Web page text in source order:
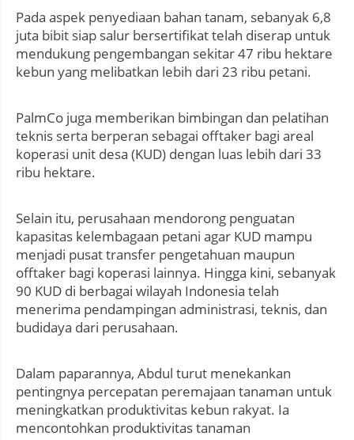
Pada aspek penyediaan bahan tanam, sebanyak 6,8
juta bibit siap salur bersertifikat telah diserap untuk
mendukung pengembangan sekitar 47 ribu hektare
kebun yang melibatkan lebih dari 23 ribu petani.
PalmCo juga memberikan bimbingan dan pelatihan
teknis serta berperan sebagai offtaker bagi areal
koperasi unit desa (KUD) dengan luas lebih dari 33
ribu hektare.
Selain itu, perusahaan mendorong penguatan
kapasitas kelembagaan petani agar KUD mampu
menjadi pusat transfer pengetahuan maupun
offtaker bagi koperasi lainnya. Hingga kini, sebanyak
90 KUD di berbagai wilayah Indonesia telah
menerima pendampingan administrasi, teknis, dan
budidaya dari perusahaan.
Dalam paparannya, Abdul turut menekankan
pentingnya percepatan peremajaan tanaman untuk
meningkatkan produktivitas kebun rakyat. Ia
mencontohkan produktivitas tanaman